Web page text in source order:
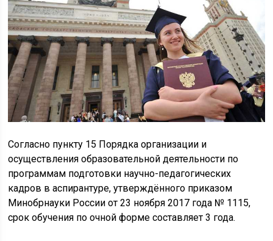
Согласно пункту 15 Порядка организации и
осуществления образовательной деятельности по
программам подготовки научно-педагогических
кадров в аспирантуре, утверждённого приказом
Минобрнауки России от 23 ноября 2017 года № 1115,
срок обучения по очной форме составляет 3 года.